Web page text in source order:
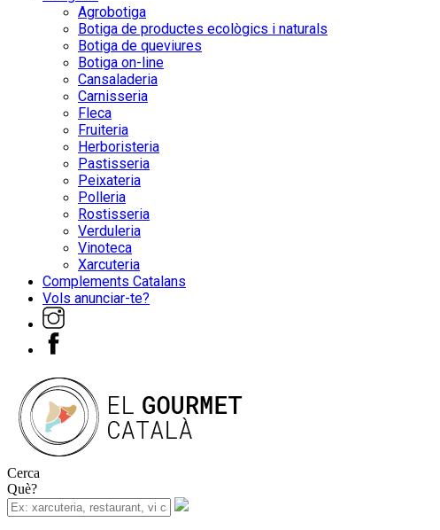
Agrobotiga
Botiga de productes ecològics i naturals
Botiga de queviures
Botiga on-line
Cansaladeria
Carnisseria
Fleca
Fruiteria
Herboristeria
Pastisseria
Peixateria
Polleria
Rostisseria
Verduleria
Vinoteca
Xarcuteria
Complements Catalans
Vols anunciar-te?
Cerca
Què?